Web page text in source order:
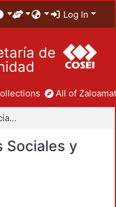
Log In
de
All of
División de Ciencias Sociales y Humanidades
Sociales y